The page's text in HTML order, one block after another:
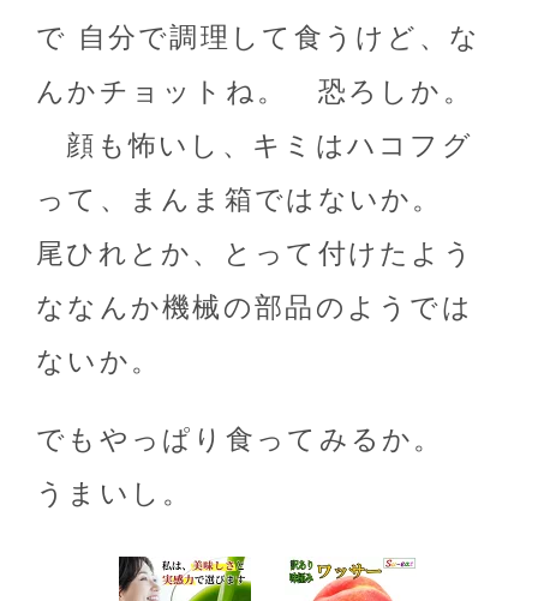
で 自分で調理して食うけど、な
んかチョットね。 恐ろしか。
顔も怖いし、キミはハコフグ
って、まんま箱ではないか。
尾ひれとか、とって付けたよう
ななんか機械の部品のようでは
ないか。
でもやっぱり食ってみるか。
うまいし。